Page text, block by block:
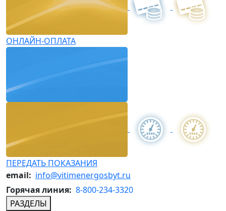
ОНЛАЙН-ОПЛАТА
ПЕРЕДАТЬ ПОКАЗАНИЯ
email: info@vitimenergosbyt.ru
Горячая линия: 8-800-234-3320
РАЗДЕЛЫ